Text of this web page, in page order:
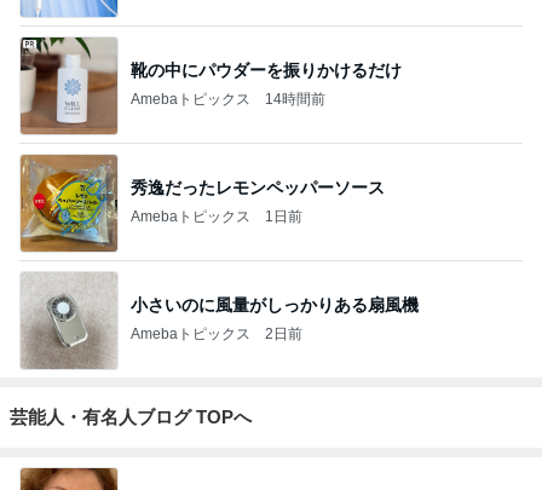
靴の中にパウダーを振りかけるだけ
Amebaトピックス 14時間前
秀逸だったレモンペッパーソース
Amebaトピックス 1日前
小さいのに風量がしっかりある扇風機
Amebaトピックス 2日前
芸能人・有名人ブログ TOPへ